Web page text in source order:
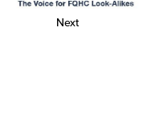
Next